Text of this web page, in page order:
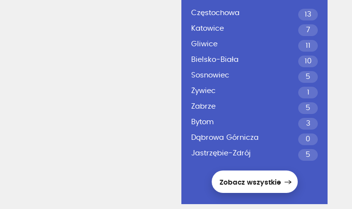
Częstochowa
13
Katowice
7
Gliwice
11
Bielsko-Biała
10
Sosnowiec
5
Żywiec
1
Zabrze
5
Bytom
3
Dąbrowa Górnicza
0
Jastrzębie-Zdrój
5
Zobacz wszystkie